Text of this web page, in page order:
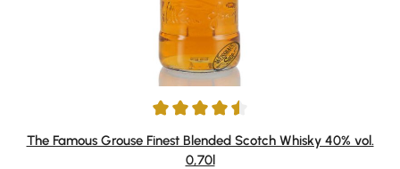
Durchschnittliche Bewertung von 4.57 von 5 Sternen
The Famous Grouse Finest Blended Scotch Whisky 40% vol.
0,70l